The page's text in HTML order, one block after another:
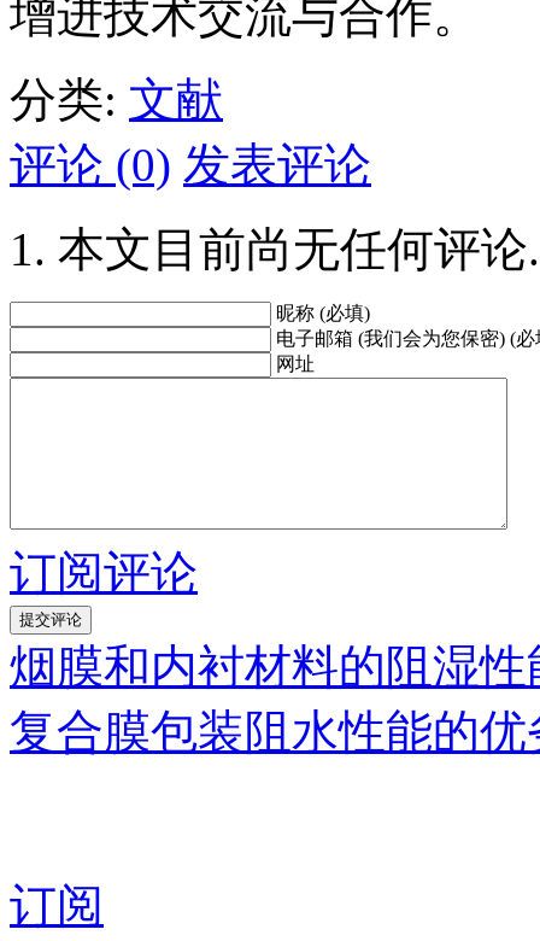
增进技术交流与合作。
分类: 文献
评论 (0) 发表评论
本文目前尚无任何评论.
昵称 (必填)
电子邮箱 (我们会为您保密) (必
网址
订阅评论
烟膜和内衬材料的阻湿
复合膜包装阻水性能的优
订阅